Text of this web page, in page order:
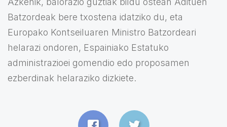
Batzordeak bere txostena idatziko du, eta
Europako Kontseiluaren Ministro Batzordeari
helarazi ondoren, Espainiako Estatuko
administrazioei gomendio edo proposamen
ezberdinak helaraziko dizkiete.